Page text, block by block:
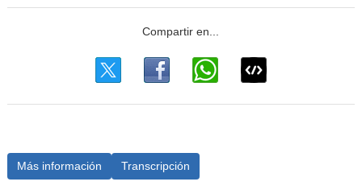
Más información Transcripción